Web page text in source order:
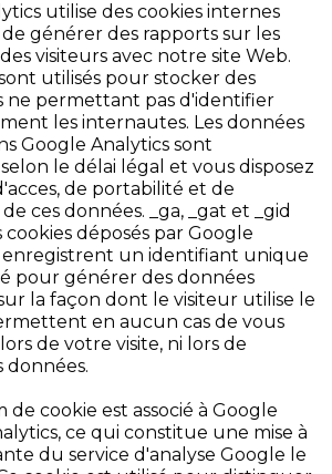
utilise des cookies internes
générer des rapports sur les
visiteurs avec notre site Web.
utilisés pour stocker des
ne permettant pas d'identifier
les internautes. Les données
Google Analytics sont
le délai légal et vous disposez
de portabilité et de
ces données. _ga, _gat et _gid
cookies déposés par Google
enregistrent un identifiant unique
pour générer des données
la façon dont le visiteur utilise le
en aucun cas de vous
de votre visite, ni lors de
données.
de cookie est associé à Google
ce qui constitue une mise à
du service d'analyse Google le